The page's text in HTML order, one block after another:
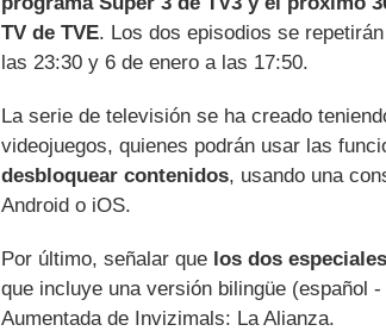
TV de TVE. Los dos episodios se
las 23:30 y 6 de enero a las 17:50.
La serie de televisión se ha creado
videojuegos, quienes podrán usar las
desbloquear contenidos, usando una
Android o iOS.
Por último, señalar que los dos
que incluye una versión bilingüe (español
Aumentada de Invizimals: La Alianza.